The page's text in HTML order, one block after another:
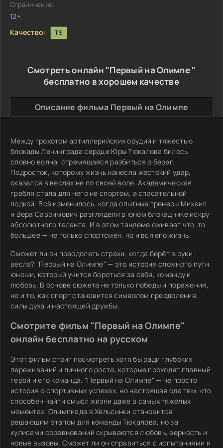
Ограничение:
12+
Качество:
TS
Смотреть онлайн "Первый на Олимпе "
бесплатно в хорошем качестве
Описание фильма Первый на Олимпе
Между грохотом артиллерийских орудий и тяжестью
блокады Ленинграда сердце Юры Тюкалова билось
словно волна, стремящаяся разбиться о берег.
Подросток, которому жизнь нанесла жестокий удар,
оказался в веслах не по своей воле. Академическая
гребля стала для него не спортом, а спасательной
лодкой. Всё изменилось, когда опытные тренеры Михаил
и Вера Савримович разглядели в юном блокаднике искру
абсолютного таланта. И в этом тандеме оживает что-то
большее — не только спортсмен, но и вся его жизнь.
Сможет ли он преодолеть страхи, когда берёт в руки
весла? "Первый на Олимпе" — это история сложного пути
юноши, который учится бороться за себя, команду и
любовь. В основе сюжета не только победы и поражения,
но и то, как спорт становится символом преодоления,
силы духа и настоящей дружбы.
Смотрите фильм "Первый на Олимпе"
онлайн бесплатно на русском
Этот фильм стоит посмотреть хотя бы ради глубоких
переживаний и личного роста, которые проходят главный
герой и его команда. "Первый на Олимпе" — не просто
история о спортивных успехах, но настоящая ода тем, кто
способен найти смысл жизни даже в самых тяжёлых
моментах. Олимпиада в Хельсинки становится
решающим этапом для команды Тюкалова, но за
кулисами соревнований скрываются любовь, верность и
новые вызовы. Сможет ли он справиться с испытаниями и